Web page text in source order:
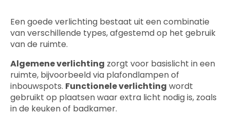
Een goede verlichting bestaat uit een combinatie
van verschillende types, afgestemd op het gebruik
van de ruimte.
Algemene verlichting zorgt voor basislicht in een
ruimte, bijvoorbeeld via plafondlampen of
inbouwspots. Functionele verlichting wordt
gebruikt op plaatsen waar extra licht nodig is, zoals
in de keuken of badkamer.